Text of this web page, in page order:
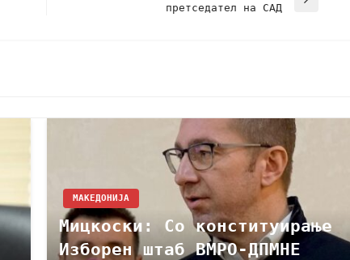
претседател на САД
МАКЕДОНИЈА
Мицкоски: Со конституирање
Изборен штаб ВМРО-ДПМНЕ